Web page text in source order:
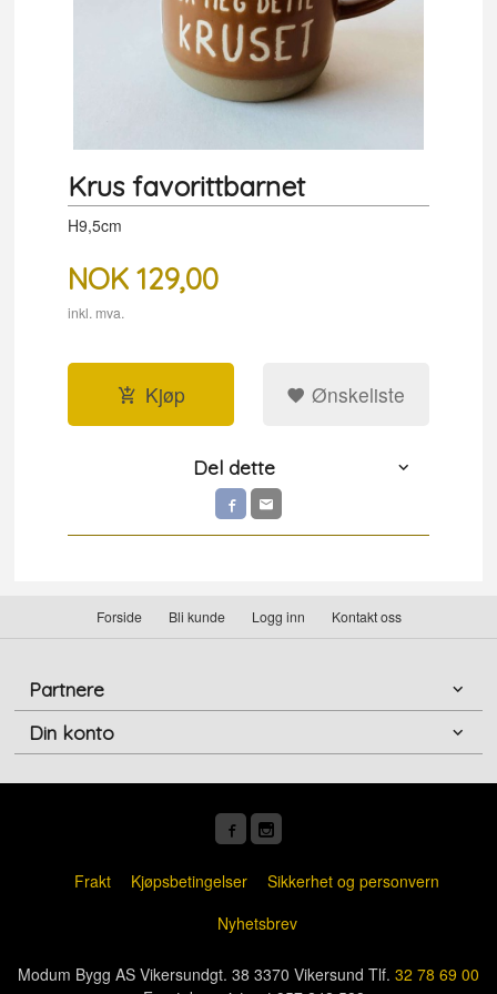
Krus favorittbarnet
H9,5cm
NOK 129,00
inkl. mva.
Kjøp Ønskeliste
Del dette
Forside Bli kunde Logg inn Kontakt oss
Partnere
Din konto
Frakt Kjøpsbetingelser
Sikkerhet og personvern
Nyhetsbrev
Modum Bygg AS Vikersundgt. 38 3370 Vikersund Tlf. 32 78 69 00